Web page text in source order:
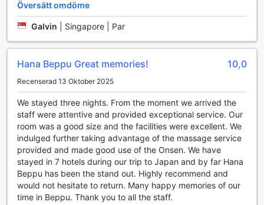
Bekvämlighetsfaciliteter på Hana Beppu
Hana Beppu erbjuder en rad bekvämlighetsfaciliteter som
gör din vistelse både bekväm och minnesvärd. Med
perfekt för avkoppling efter en dag av utforskning. Hotellet
har också säkerhetsfack där du kan förvara värdesaker
tryggt, samt en concierge som står redo att hjälpa dig med
alla dina behov, från att boka aktiviteter till att ge
rekommendationer om lokala sevärdheter.
För att hålla dig uppkopplad under din vistelse erbjuder
Hana Beppu gratis Wi-Fi i alla rum och i de allmänna
utrymmena, vilket gör det enkelt att dela dina upplevelser
med vänner och familj. Dessutom finns det en avsedd
rökning område för dem som önskar. För din bekvämlighet
finns även bagageförvaring och daglig städning, vilket
säkerställer att du alltid har en ren och ordnad miljö att
Översätt omdöme
Galvin Singapore | Par
Hana Beppu Great memories! 10,0
Recenserad 13 Oktober 2025
We stayed three nights. From the moment we arrived the
staff were attentive and provided exceptional service. Our
room was a good size and the facilities were excellent. We
indulged further taking advantage of the massage service
provided and made good use of the Onsen. We have
stayed in 7 hotels during our trip to Japan and by far Hana
Beppu has been the stand out. Highly recommend and
would not hesitate to return. Many happy memories of our
time in Beppu. Thank you to all the staff.